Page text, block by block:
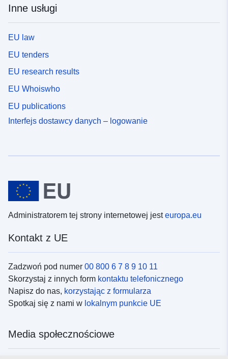
Inne usługi
EU law
EU tenders
EU research results
EU Whoiswho
EU publications
Interfejs dostawcy danych – logowanie
Administratorem tej strony internetowej jesteuropa.eu
Kontakt z UE
Zadzwoń pod numer 00 800 6 7 8 9 10 11
Skorzystaj z innych form kontaktu telefonicznego
Napisz do nas, korzystając z formularza
Spotkaj się z nami w lokalnym punkcie UE
Media społecznościowe